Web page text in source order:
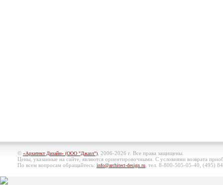
© «Архитект Дизайн» (ООО "Джазл") , 2006-2026 г. Все права защищены.
Цены, указанные на сайте, являются ориентировочными. С условиями возврата
По всем вопросам обращайтесь: info@architect-design.ru , тел. 8-800-505-05-40, (495)